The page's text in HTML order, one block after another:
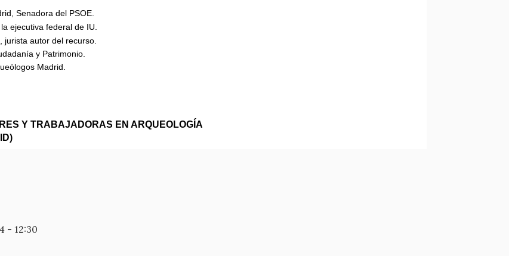
Senadora del PSOE.
ejecutiva federal de IU.
jurista autor del recurso.
y Patrimonio.
Madrid.
Y TRABAJADORAS EN ARQUEOLOGÍA
- 12:30